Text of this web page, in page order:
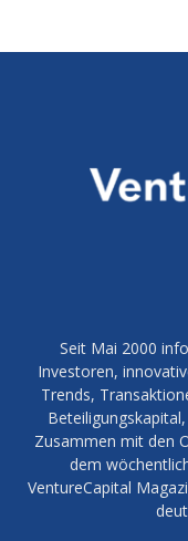
Seit Mai 2000
Investoren,
Trends,
Zusammen mit den
dem
VentureCapital